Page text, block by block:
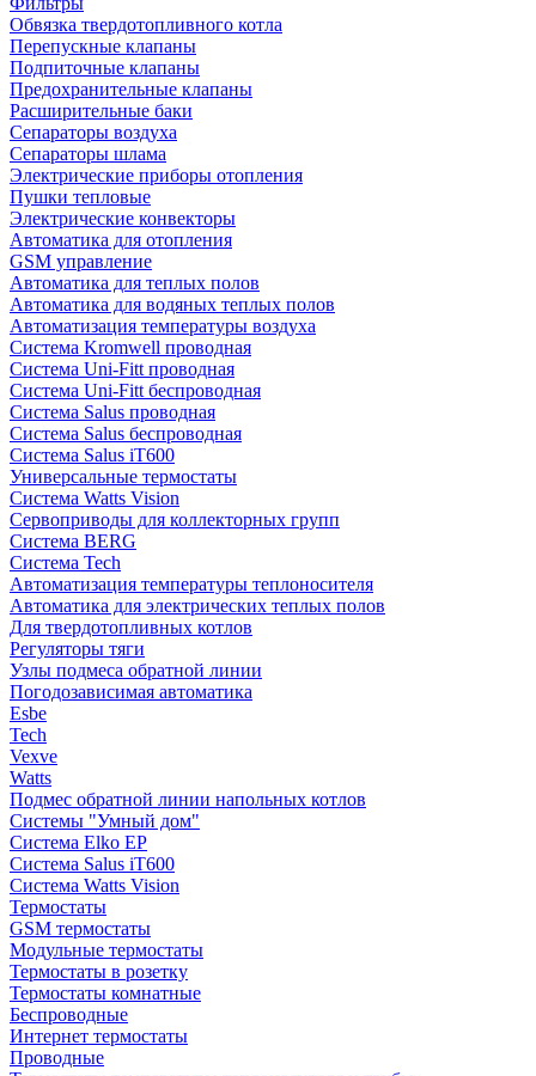
Обвязка твердотопливного котла
Перепускные клапаны
Подпиточные клапаны
Предохранительные клапаны
Расширительные баки
Сепараторы воздуха
Сепараторы шлама
Электрические приборы отопления
Пушки тепловые
Электрические конвекторы
Автоматика для отопления
GSM управление
Автоматика для теплых полов
Автоматика для водяных теплых полов
Автоматизация температуры воздуха
Система Kromwell проводная
Система Uni-Fitt проводная
Система Uni-Fitt беспроводная
Система Salus проводная
Система Salus беспроводная
Система Salus iT600
Универсальные термостаты
Система Watts Vision
Сервоприводы для коллекторных групп
Система BERG
Система Tech
Автоматизация температуры теплоносителя
Автоматика для электрических теплых полов
Для твердотопливных котлов
Регуляторы тяги
Узлы подмеса обратной линии
Погодозависимая автоматика
Esbe
Tech
Vexve
Watts
Подмес обратной линии напольных котлов
Системы "Умный дом"
Система Elko EP
Система Salus iT600
Система Watts Vision
Термостаты
GSM термостаты
Модульные термостаты
Термостаты в розетку
Термостаты комнатные
Беспроводные
Интернет термостаты
Проводные